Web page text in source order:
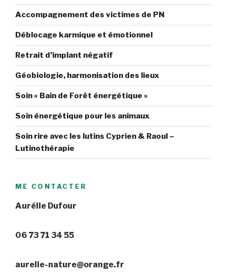
Accompagnement des victimes de PN
Déblocage karmique et émotionnel
Retrait d’implant négatif
Géobiologie, harmonisation des lieux
Soin « Bain de Forêt énergétique »
Soin énergétique pour les animaux
Soin rire avec les lutins Cyprien & Raoul –
Lutinothérapie
ME CONTACTER
Aurélie Dufour
06 73 71 34 55
aurelie-nature@orange.fr